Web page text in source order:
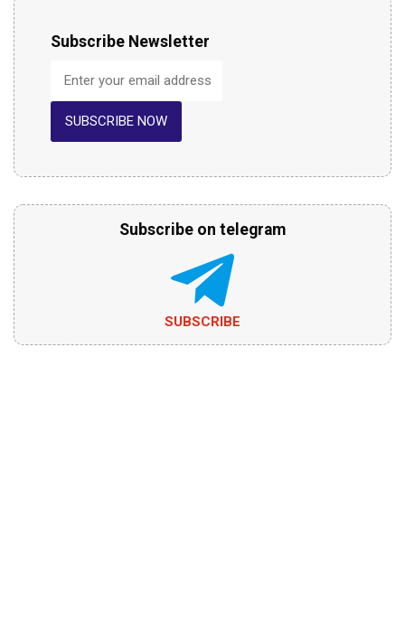
Subscribe Newsletter
SUBSCRIBE NOW
Subscribe on telegram
SUBSCRIBE